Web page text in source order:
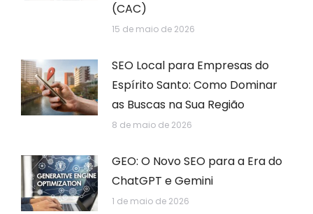
(CAC)
15 de maio de 2026
SEO Local para Empresas do
Espírito Santo: Como Dominar
as Buscas na Sua Região
8 de maio de 2026
GEO: O Novo SEO para a Era do
ChatGPT e Gemini
1 de maio de 2026